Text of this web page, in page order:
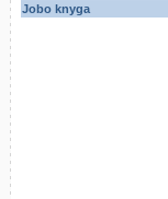
Jobo knyga